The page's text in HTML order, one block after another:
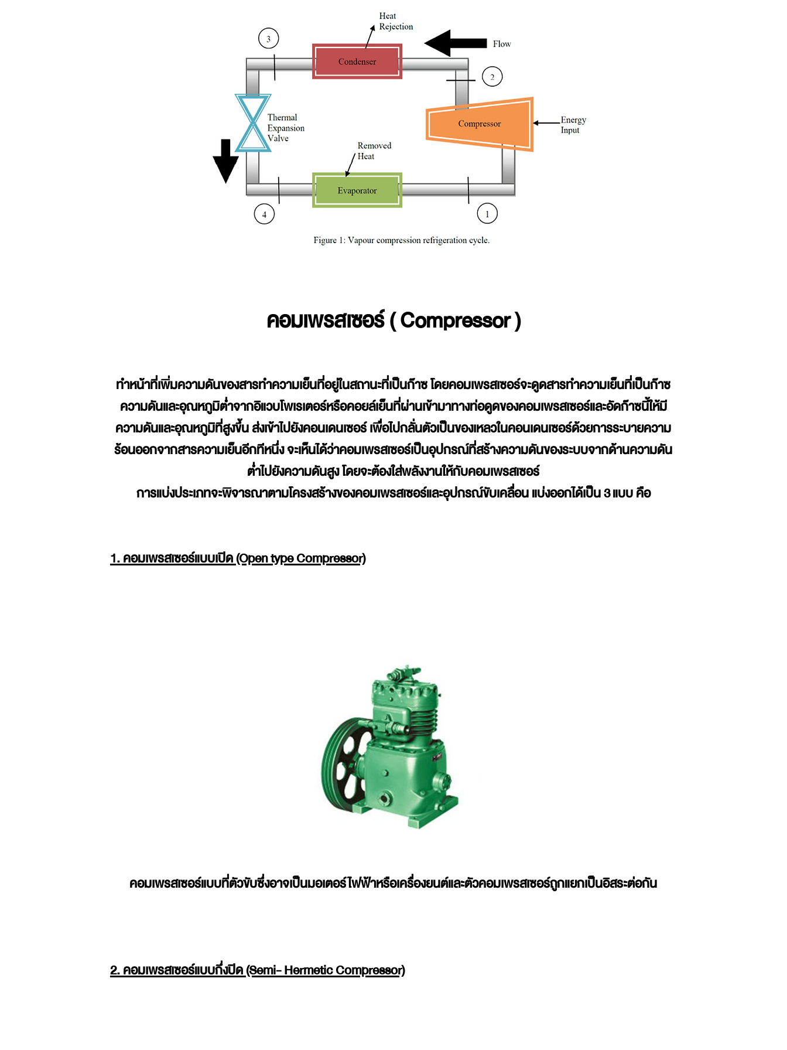
คอมเพรสเซอร์ ( Compressor )
ทำหน้าที่เพิ่มความดันของสารทำความเย็นที่อยู่ในสถานะที่เป็นก๊าซ โดยคอมเพรสเซอร์จะดูดสารทำความเย็นที่เป็นก๊าซ
ความดันและอุณหภูมิต่ำจากอิแวบโพเรเตอร์หรือคอยล์เย็นที่ผ่านเข้ามาทางท่อดูดของคอมเพรสเซอร์และอัดก๊าซนี้ให้มี
ความดันและอุณหภูมิที่สูงขึ้น ส่งเข้าไปยังคอนเดนเซอร์ เพื่อไปกลั่นตัวเป็นของเหลวในคอนเดนเซอร์ด้วยการระบายความ
ร้อนออกจากสารความเย็นอีกทีหนึ่ง จะเห็นได้ว่าคอมเพรสเซอร์เป็นอุปกรณ์ที่สร้างความดันของระบบจากด้านความดัน
ต่ำไปยังความดันสูง โดยจะต้องใส่พลังงานให้กับคอมเพรสเซอร์
การแบ่งประเภทจะพิจารณาตามโครงสร้างของคอมเพรสเซอร์และอุปกรณ์ขับเคลื่อน แบ่งออกได้เป็น 3 แบบ คือ
1. คอมเพรสเซอร์แบบเปิด (Open type Compressor)
คอมเพรสเซอร์แบบที่ตัวขับซึ่งอาจเป็นมอเตอร์ไฟฟ้าหรือเครื่องยนต์และตัวคอมเพรสเซอร์ถูกแยกเป็นอิสระต่อกัน
2. คอมเพรสเซอร์แบบกึ่งปิด (Semi- Hermetic Compressor)